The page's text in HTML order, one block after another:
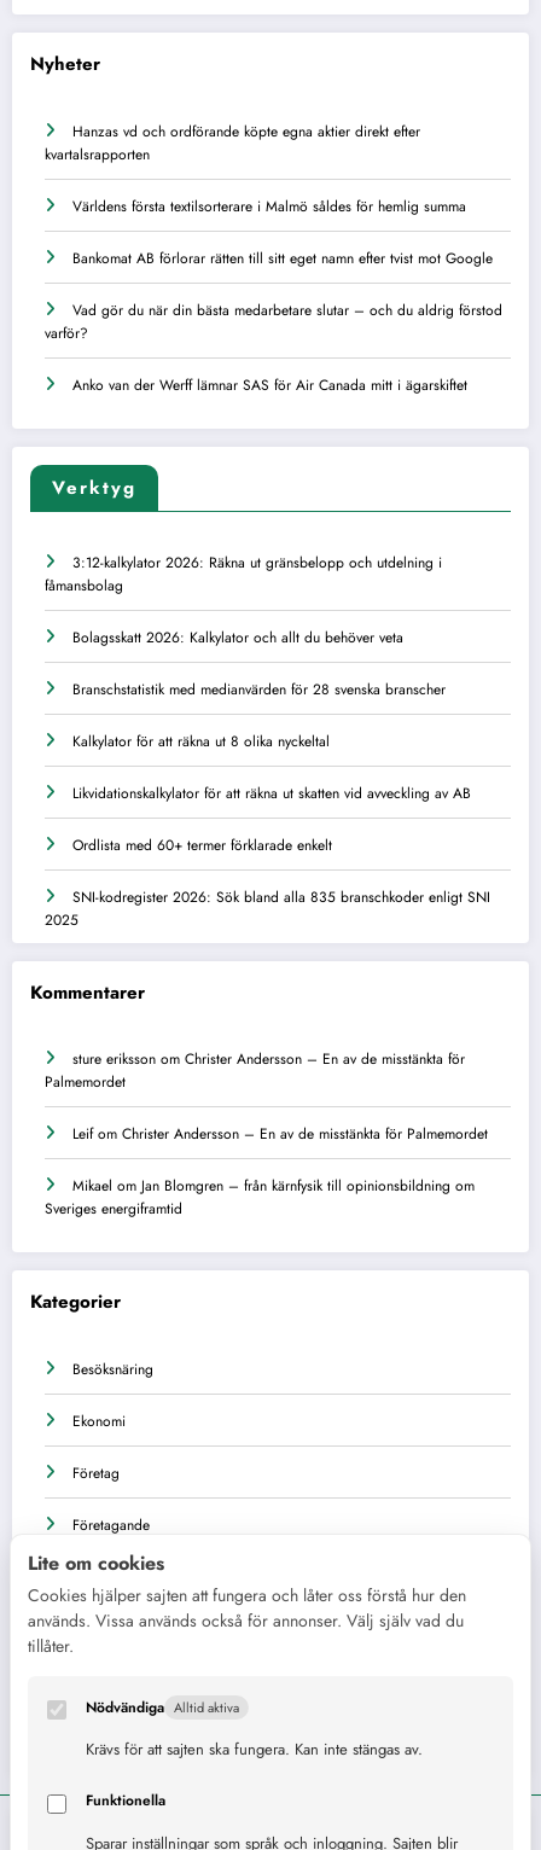
Nyheter
Hanzas vd och ordförande köpte egna aktier direkt efter
kvartalsrapporten
Världens första textilsorterare i Malmö såldes för hemlig summa
Bankomat AB förlorar rätten till sitt eget namn efter tvist mot Google
Vad gör du när din bästa medarbetare slutar – och du aldrig förstod
varför?
Anko van der Werff lämnar SAS för Air Canada mitt i ägarskiftet
Verktyg
3:12-kalkylator 2026: Räkna ut gränsbelopp och utdelning i
fåmansbolag
Bolagsskatt 2026: Kalkylator och allt du behöver veta
Branschstatistik med medianvärden för 28 svenska branscher
Kalkylator för att räkna ut 8 olika nyckeltal
Likvidationskalkylator för att räkna ut skatten vid avveckling av AB
Ordlista med 60+ termer förklarade enkelt
SNI-kodregister 2026: Sök bland alla 835 branschkoder enligt SNI
2025
Kommentarer
sture eriksson om Christer Andersson – En av de misstänkta för
Palmemordet
Leifom Christer Andersson – En av de misstänkta för Palmemordet
Mikael om Jan Blomgren – från kärnfysik till opinionsbildning om
Sveriges energiframtid
Kategorier
Besöksnäring
Ekonomi
Företag
Företagande
Företagsutveckling
Näringsliv
Lite om cookies
Cookies hjälper sajten att fungera och låter oss förstå hur den
används. Vissa används också för annonser. Välj själv vad du
tillåter.
Nödvändiga Alltid aktiva
Krävs för att sajten ska fungera. Kan inte stängas av.
Funktionella
Sparar inställningar som språk och inloggning. Sajten blir